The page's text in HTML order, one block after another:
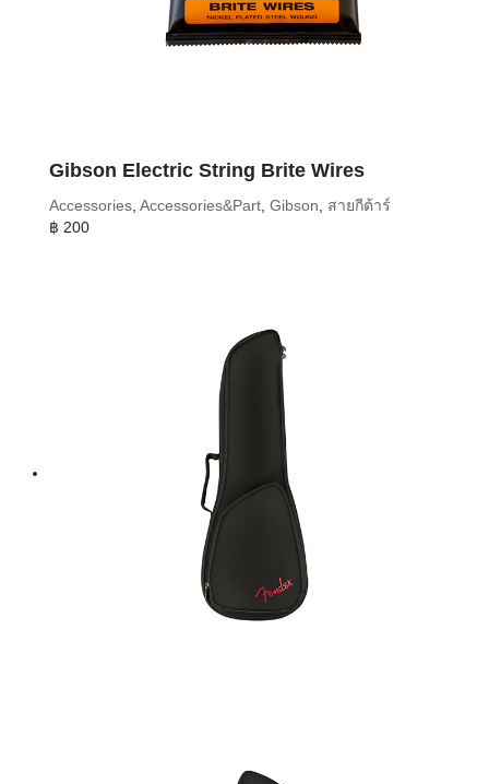
Gibson Electric String Brite Wires
Accessories Accessories&Part Gibson
สายกีต้าร์
฿ 200